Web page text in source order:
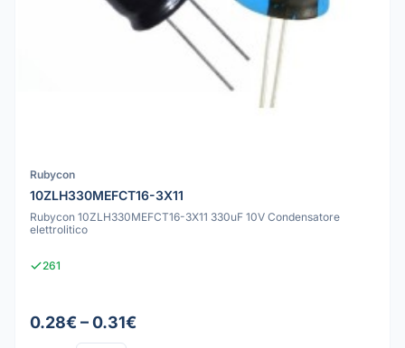
Rubycon
10ZLH330MEFCT16-3X11
Rubycon 10ZLH330MEFCT16-3X11 330uF 10V Condensatore
elettrolitico
261
0.28€ – 0.31€